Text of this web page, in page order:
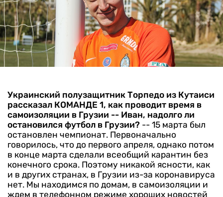
Украинский полузащитник Торпедо из Кутаиси
рассказал КОМАНДЕ 1, как проводит время в
самоизоляции в Грузии -- Иван, надолго ли
остановился футбол в Грузии? -- 15 марта был
остановлен чемпионат. Первоначально
говорилось, что до первого апреля, однако потом
в конце марта сделали всеобщий карантин без
конечного срока. Поэтому никакой ясности, как
и в других странах, в Грузии из-за коронавируса
нет. Мы находимся по домам, в самоизоляции и
ждем в телефонном режиме хороших новостей